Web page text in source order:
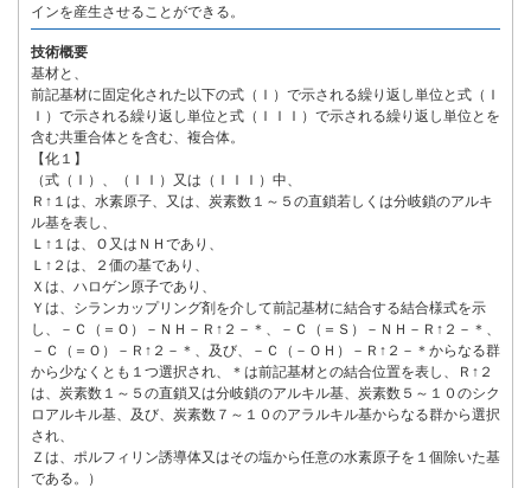
インを産生させることができる。
技術概要
基材と、
前記基材に固定化された以下の式（Ｉ）で示される繰り返し単位と式（Ｉ
Ｉ）で示される繰り返し単位と式（ＩＩＩ）で示される繰り返し単位とを
含む共重合体とを含む、複合体。
【化１】
（式（Ｉ）、（ＩＩ）又は（ＩＩＩ）中、
Ｒ↑１は、水素原子、又は、炭素数１～５の直鎖若しくは分岐鎖のアルキ
ル基を表し、
Ｌ↑１は、Ｏ又はＮＨであり、
Ｌ↑２は、２価の基であり、
Ｘは、ハロゲン原子であり、
Ｙは、シランカップリング剤を介して前記基材に結合する結合様式を示
し、－Ｃ（＝Ｏ）－ＮＨ－Ｒ↑２－＊、－Ｃ（＝Ｓ）－ＮＨ－Ｒ↑２－＊、
－Ｃ（＝Ｏ）－Ｒ↑２－＊、及び、－Ｃ（－ＯＨ）－Ｒ↑２－＊からなる群
から少なくとも１つ選択され、＊は前記基材との結合位置を表し、Ｒ↑２
は、炭素数１～５の直鎖又は分岐鎖のアルキル基、炭素数５～１０のシク
ロアルキル基、及び、炭素数７～１０のアラルキル基からなる群から選択
され、
Ｚは、ポルフィリン誘導体又はその塩から任意の水素原子を１個除いた基
である。）